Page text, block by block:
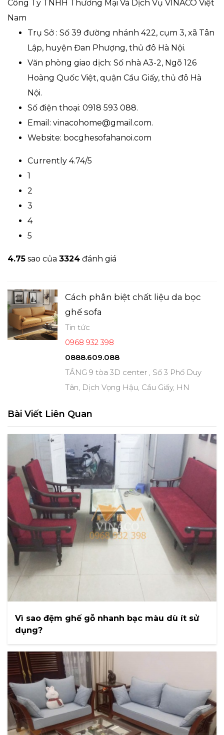
Công Ty TNHH Thương Mại Và Dịch Vụ VINACO Việt
Nam
Trụ Sở : Số 39 đường nhánh 422, cụm 3, xã Tân
Lập, huyện Đan Phượng, thủ đô Hà Nội.
Văn phòng giao dịch: Số nhà A3-2, Ngõ 126
Hoàng Quốc Việt, quận Cầu Giấy, thủ đô Hà
Nội.
Số điện thoại: 0918 593 088.
Email: vinacohome@gmail.com.
Website: bocghesofahanoi.com
Currently 4.74/5
1
2
3
4
5
4.75 sao của 3324 đánh giá
Cách phân biệt chất liệu da bọc
ghế sofa
Tin tức
0968 932 398
0888.609.088
TẦNG 9 tòa 3D center , Số 3 Phố Duy
Tân, Dịch Vọng Hậu, Cầu Giấy, HN
Bài Viết Liên Quan
Vì sao đệm ghế gỗ nhanh bạc màu dù ít sử
dụng?